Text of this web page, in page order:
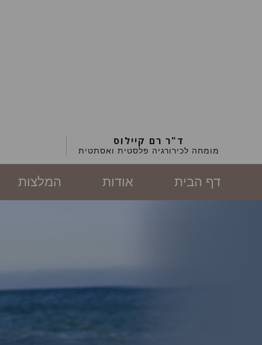
ד"ר רם קיילוס
מומחה לכירורגיה פלסטית ואסתטית
דף הבית אודות המלצות